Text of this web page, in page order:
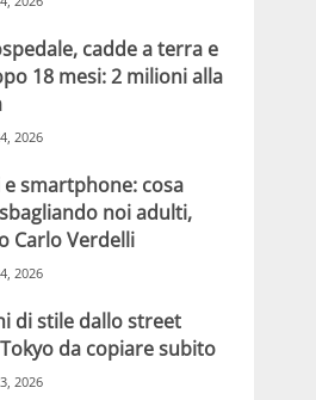
cadde a terra e
18 mesi: 2 milioni alla
2026
e smartphone: cosa
noi adulti,
Carlo Verdelli
2026
di stile dallo street
da copiare subito
2026